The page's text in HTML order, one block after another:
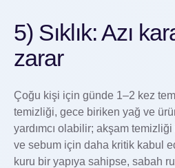
5) Sıklık: Azı
zarar
Çoğu kişi için günde 1–2 kez
temizliği, gece biriken yağ ve
yardımcı olabilir; akşam
ve sebum için daha kritik kabul
kuru bir yapıya sahipse, sabah